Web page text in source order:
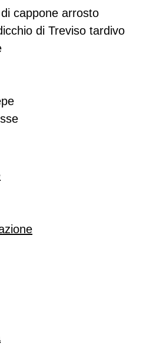
cappone arrosto
di Treviso tardivo